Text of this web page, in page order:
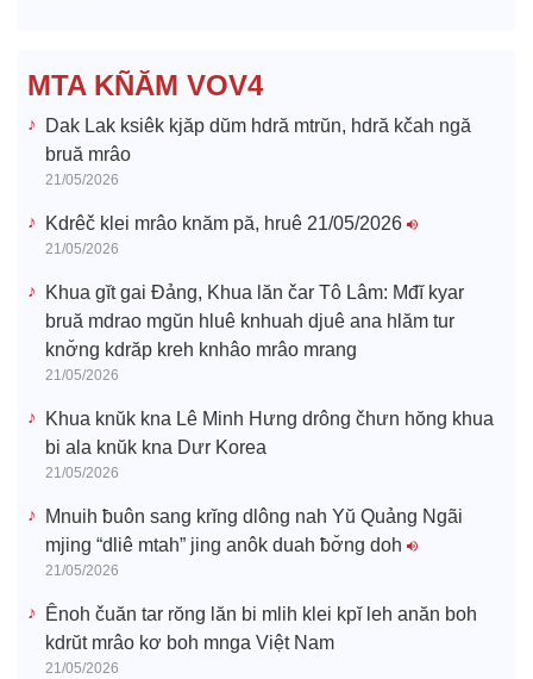
o
MTA KÑĂM VOV4
Dak Lak ksiêk kjăp dŭm hdră mtrŭn, hdră kčah ngă
bruă mrâo
21/05/2026
Kdrêč klei mrâo knăm pă, hruê 21/05/2026
21/05/2026
Khua gĭt gai Đảng, Khua lăn čar Tô Lâm: Mđĭ kyar
bruă mdrao mgŭn hluê knhuah djuê ana hlăm tur
knơ̆ng kdrăp kreh knhâo mrâo mrang
21/05/2026
Khua knŭk kna Lê Minh Hưng drông čhưn hŏng khua
bi ala knŭk kna Dưr Korea
21/05/2026
Mnuih ƀuôn sang krĭng dlông nah Yŭ Quảng Ngãi
mjing “dliê mtah” jing anôk duah ƀơ̆ng doh
21/05/2026
Ênoh čuăn tar rŏng lăn bi mlih klei kpĭ leh anăn boh
kdrŭt mrâo kơ boh mnga Việt Nam
21/05/2026